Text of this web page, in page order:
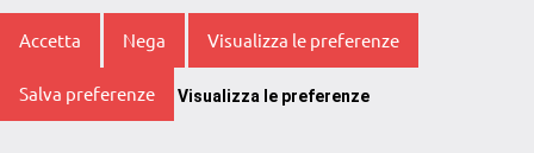
Accetta Nega Visualizza le preferenze
Salva preferenze Visualizza le preferenze